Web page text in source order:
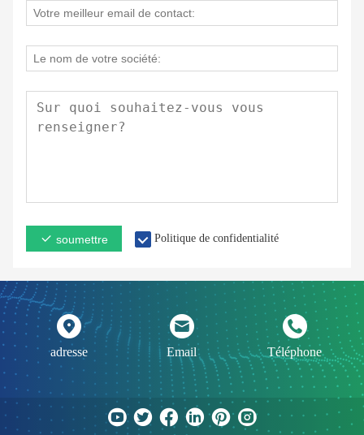
soumettre Politique de confidentialité
adresse Email Téléphone